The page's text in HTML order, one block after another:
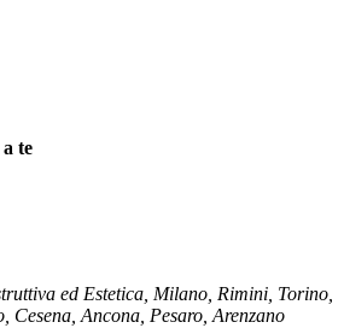
te
ed Estetica, Milano, Rimini, Torino,
Cesena, Ancona, Pesaro, Arenzano